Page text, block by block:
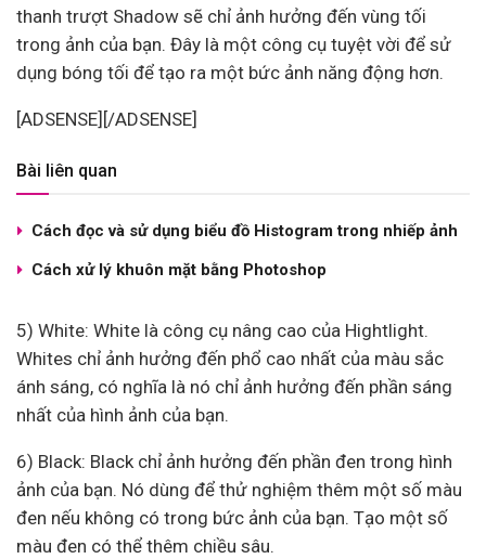
thanh trượt Shadow sẽ chỉ ảnh hưởng đến vùng tối
trong ảnh của bạn. Đây là một công cụ tuyệt vời để sử
dụng bóng tối để tạo ra một bức ảnh năng động hơn.
[ADSENSE][/ADSENSE]
Bài liên quan
Cách đọc và sử dụng biểu đồ Histogram trong nhiếp ảnh
Cách xử lý khuôn mặt bằng Photoshop
5) White: White là công cụ nâng cao của Hightlight.
Whites chỉ ảnh hưởng đến phổ cao nhất của màu sắc
ánh sáng, có nghĩa là nó chỉ ảnh hưởng đến phần sáng
nhất của hình ảnh của bạn.
6) Black: Black chỉ ảnh hưởng đến phần đen trong hình
ảnh của bạn. Nó dùng để thử nghiệm thêm một số màu
đen nếu không có trong bức ảnh của bạn. Tạo một số
màu đen có thể thêm chiều sâu.